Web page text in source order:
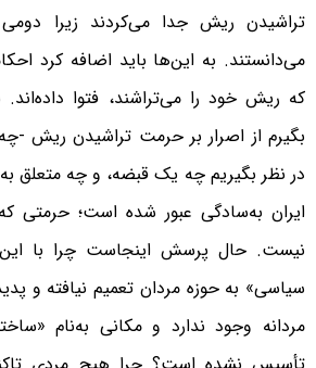
تراشیدن ریش جدا می‌کردند زیرا
می‌دانستند. به این‌ها باید اضافه کرد
که ریش خود را می‌تراشند، فتوا
بگیرم از اصرار بر حرمت تراشیدن ریش -
در نظر بگیریم چه یک قبضه، و چه متعلق
ایران به‌سادگی عبور شده است؛ حرمتی
نیست. حال پرسش اینجاست چرا با
سیاسی» به حوزه مردان تعمیم نیافته و
مردانه وجود ندارد و مکانی به‌نام